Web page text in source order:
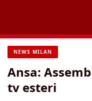
contenuto
NEWS MILAN
Ansa:
tv esteri